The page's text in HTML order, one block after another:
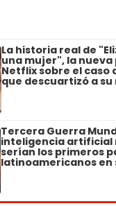
La historia real de
una mujer", la nueva
Netflix sobre el caso
que descuartizó a
Tercera Guerra
inteligencia artificial
serían los primeros
latinoamericanos